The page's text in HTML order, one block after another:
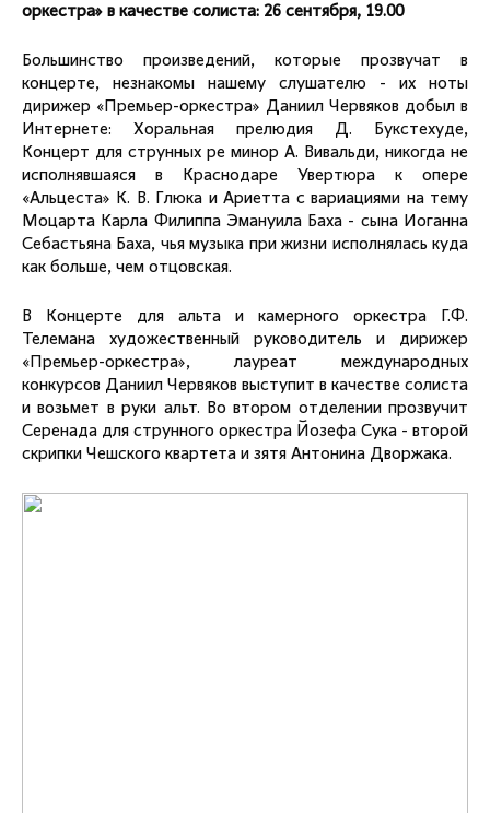
оркестра» в качестве солиста: 26 сентября, 19.00
Большинство произведений, которые прозвучат в
концерте, незнакомы нашему слушателю - их ноты
дирижер «Премьер-оркестра» Даниил Червяков добыл в
Интернете: Хоральная прелюдия Д. Букстехуде,
Концерт для струнных ре минор А. Вивальди, никогда не
исполнявшаяся в Краснодаре Увертюра к опере
«Альцеста» К. В. Глюка и Ариетта с вариациями на тему
Моцарта Карла Филиппа Эмануила Баха - сына Иоганна
Себастьяна Баха, чья музыка при жизни исполнялась куда
как больше, чем отцовская.
В Концерте для альта и камерного оркестра Г.Ф.
Телемана художественный руководитель и дирижер
«Премьер-оркестра», лауреат международных
конкурсов Даниил Червяков выступит в качестве солиста
и возьмет в руки альт. Во втором отделении прозвучит
Серенада для струнного оркестра Йозефа Сука - второй
скрипки Чешского квартета и зятя Антонина Дворжака.